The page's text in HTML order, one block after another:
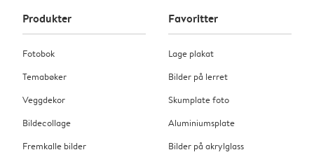
Produkter
Fotobok
Temabøker
Veggdekor
Bildecollage
Fremkalle bilder
Favoritter
Lage plakat
Bilder på lerret
Skumplate foto
Aluminiumsplate
Bilder på akrylglass